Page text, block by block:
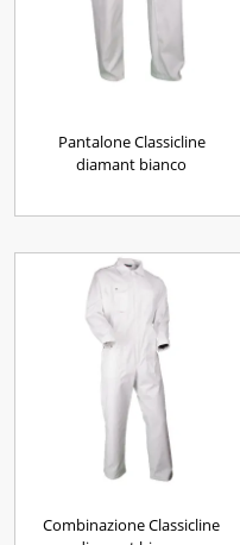
Pantalone Classicline
diamant bianco
Combinazione Classicline